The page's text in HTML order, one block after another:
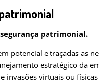
patrimonial.
potencial e traçadas as
estratégico da
virtuais ou